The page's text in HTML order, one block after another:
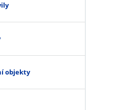
objekty